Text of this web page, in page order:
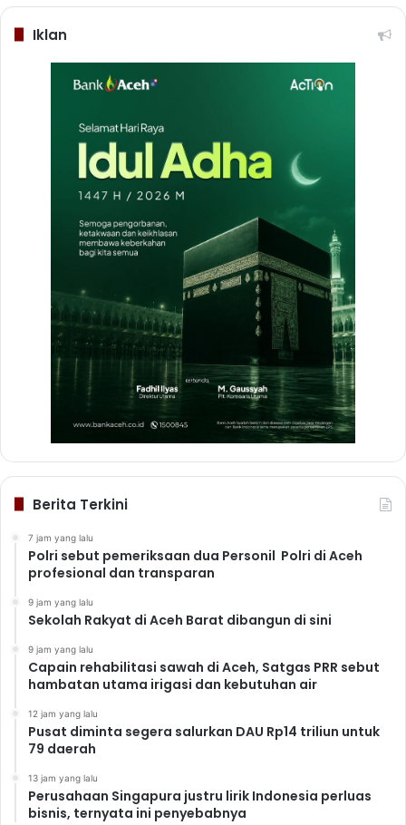
Iklan
Berita Terkini
7 jam yang lalu
Polri sebut pemeriksaan dua Personil Polri di Aceh
profesional dan transparan
9 jam yang lalu
Sekolah Rakyat di Aceh Barat dibangun di sini
9 jam yang lalu
Capain rehabilitasi sawah di Aceh, Satgas PRR sebut
hambatan utama irigasi dan kebutuhan air
12 jam yang lalu
Pusat diminta segera salurkan DAU Rp14 triliun untuk
79 daerah
13 jam yang lalu
Perusahaan Singapura justru lirik Indonesia perluas
bisnis, ternyata ini penyebabnya